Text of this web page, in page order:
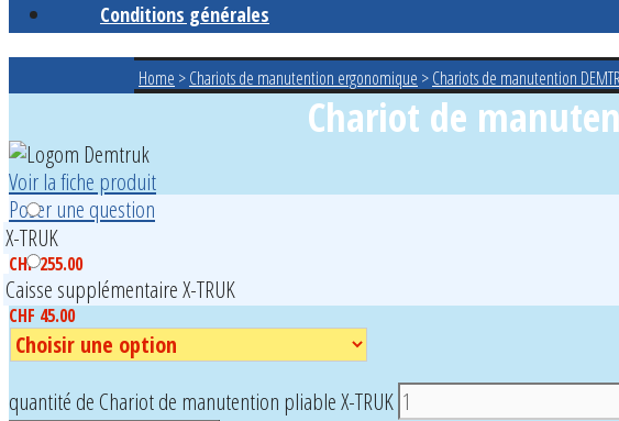
Conditions générales
Home >Chariots de manutention ergonomique >Chariots de manutention
Chariot de
Voir la fiche produit
Poser une question
X-TRUK
CHF255.00
Caisse supplémentaire X-TRUK
CHF 45.00
quantité de Chariot de manutention pliable X-TRUK